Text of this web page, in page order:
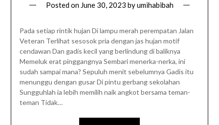
Posted on June 30, 2023 byumihabibah
Pada setiap rintik hujan Di lampu merah perempatan Jalan
Veteran Terlihat sesosok pria dengan jas hujan motif
cendawan Dan gadis kecil yang berlindung di baliknya
Memeluk erat pinggangnya Sembari menerka-nerka, ini
sudah sampai mana? Sepuluh menit sebelumnya Gadis itu
menunggu dengan gusar Di pintu gerbang sekolahan
Sungguhlah ia lebih memilih naik angkot bersama teman-
teman Tidak…